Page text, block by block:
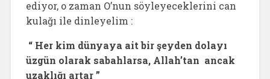
ediyor, o zaman O’nun söyleyeceklerini can
kulağı ile dinleyelim :
“ Her kim dünyaya ait bir şeyden dolayı
üzgün olarak sabahlarsa, Allah’tan ancak
uzaklığı artar ”